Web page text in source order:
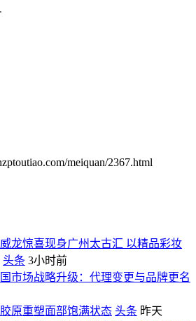
meiquan/2367.html
龙惊喜现身广州太古汇 以精品彩妆
头条 3小时前
市场战略升级：代理变更与品牌更名
原重塑面部饱满状态 头条 昨天